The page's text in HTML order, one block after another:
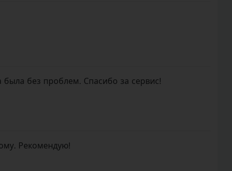
без проблем. Спасибо за сервис!
Рекомендую!